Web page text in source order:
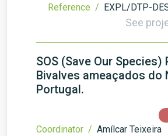
Reference / EXPL/DTP-
See
SOS (Save Our Species)
Bivalves ameaçados do
Portugal.
Coordinator / Amílcar Teixeira